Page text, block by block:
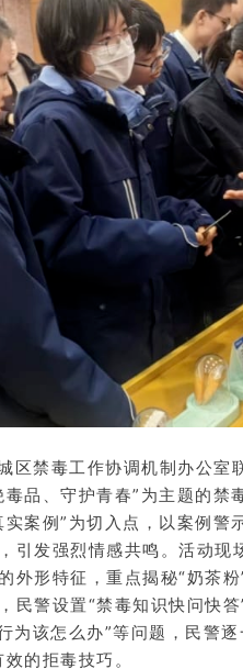
区禁毒工作协调机制办公室
品、守护青春”为主题的禁
案例”为切入点，以案例警
引发强烈情感共鸣。活动现
外形特征，重点揭秘“奶茶
民警设置“禁毒知识快问快
为该怎么办”等问题，民警
的拒毒技巧。